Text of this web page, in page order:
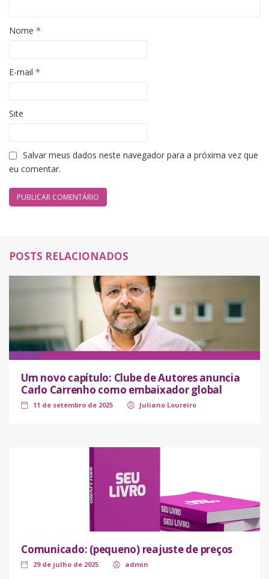
Nome *
E-mail *
Site
Salvar meus dados neste navegador para a próxima vez que
eu comentar.
POSTS RELACIONADOS
Um novo capítulo: Clube de Autores anuncia
Carlo Carrenho como embaixador global
11 de setembro de 2025 Juliano Loureiro
Comunicado: (pequeno) reajuste de preços
29 de julho de 2025 admin